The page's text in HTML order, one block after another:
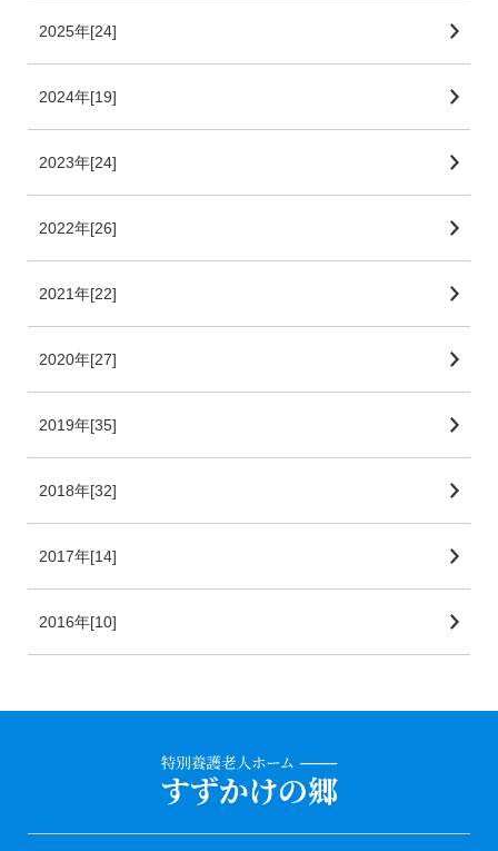
2025年[24]
2024年[19]
2023年[24]
2022年[26]
2021年[22]
2020年[27]
2019年[35]
2018年[32]
2017年[14]
2016年[10]